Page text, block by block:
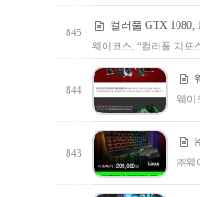
845
컬러풀 GTX 1080,
웨이코스, “컬러풀 지포
844
웨이
843
㈜웨